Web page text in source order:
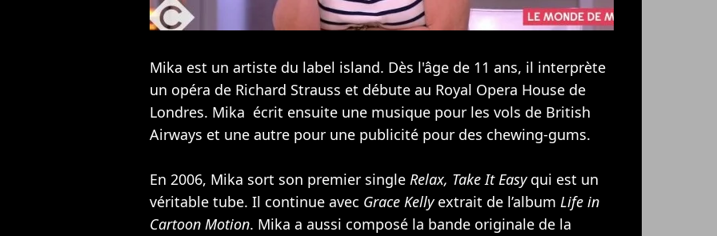
Mika est un artiste du label island. Dès l'âge de 11 ans, il interprète
un opéra de Richard Strauss et débute au Royal Opera House de
Londres. Mika écrit ensuite une musique pour les vols de British
Airways et une autre pour une publicité pour des chewing-gums.
En 2006, Mika sort son premier single Relax, Take It Easyqui est un
véritable tube. Il continue avec Grace Kellyextrait de l’album Life in
Cartoon Motion. Mika a aussi composé la bande originale de la